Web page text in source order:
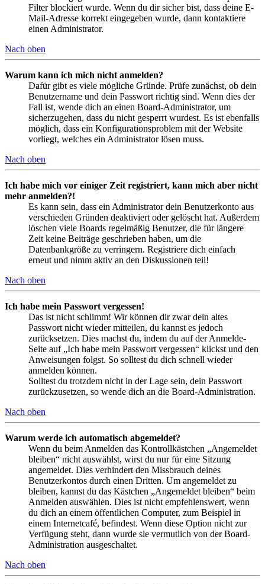
Filter blockiert wurde. Wenn du dir sicher bist, dass deine E-
Mail-Adresse korrekt eingegeben wurde, dann kontaktiere
einen Administrator.
Nach oben
Warum kann ich mich nicht anmelden?
Dafür gibt es viele mögliche Gründe. Prüfe zunächst, ob dein
Benutzername und dein Passwort richtig sind. Wenn dies der
Fall ist, wende dich an einen Board-Administrator, um
sicherzugehen, dass du nicht gesperrt wurdest. Es ist ebenfalls
möglich, dass ein Konfigurationsproblem mit der Website
vorliegt, welches ein Administrator lösen muss.
Nach oben
Ich habe mich vor einiger Zeit registriert, kann mich aber nicht
mehr anmelden?!
Es kann sein, dass ein Administrator dein Benutzerkonto aus
verschieden Gründen deaktiviert oder gelöscht hat. Außerdem
löschen viele Boards regelmäßig Benutzer, die für längere
Zeit keine Beiträge geschrieben haben, um die
Datenbankgröße zu verringern. Registriere dich einfach
erneut und nimm aktiv an den Diskussionen teil!
Nach oben
Ich habe mein Passwort vergessen!
Das ist nicht schlimm! Wir können dir zwar dein altes
Passwort nicht wieder mitteilen, du kannst es jedoch
zurücksetzen. Dies machst du, indem du auf der Anmelde-
Seite auf „Ich habe mein Passwort vergessen“ klickst und den
Anweisungen folgst. So solltest du dich schnell wieder
anmelden können.
Solltest du trotzdem nicht in der Lage sein, dein Passwort
zurückzusetzen, so wende dich an die Board-Administration.
Nach oben
Warum werde ich automatisch abgemeldet?
Wenn du beim Anmelden das Kontrollkästchen „Angemeldet
bleiben“ nicht auswählst, wirst du nur für eine Sitzung
angemeldet. Dies verhindert den Missbrauch deines
Benutzerkontos durch einen Dritten. Um angemeldet zu
bleiben, kannst du das Kästchen „Angemeldet bleiben“ beim
Anmelden auswählen. Dies ist nicht empfehlenswert, wenn
du dich an einem öffentlichen Computer, zum Beispiel in
einem Internetcafé, befindest. Wenn diese Option nicht zur
Verfügung steht, dann wurde sie vermutlich von der Board-
Administration ausgeschaltet.
Nach oben